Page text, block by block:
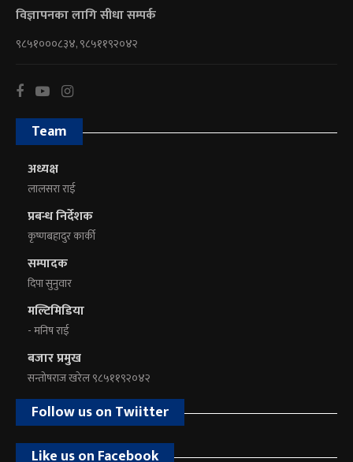
विज्ञापनका लागि सीधा सम्पर्क
९८५१०००८३४, ९८५११९२०४२
Team
अध्यक्ष
लालसरा राई
प्रबन्ध निर्देशक
कृष्णबहादुर कार्की
सम्पादक
दिपा सुनुवार
मल्टिमिडिया
- मनिष राई
बजार प्रमुख
सन्तोषराज खरेल ९८५११९२०४२
Follow us on Twiitter
Like us on Facebook